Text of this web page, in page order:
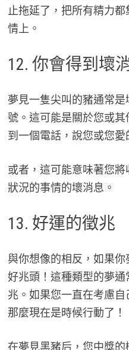
止拖延了，把所有精力
情上。
12. 你會得到壞
夢見一隻尖叫的豬通常
號。這可能是關於您或
到一個電話，說您或您
或者，這可能意味著您
狀況的事情的壞消息。
13. 好運的徵兆
與你想像的相反，如果
好兆頭！這種類型的夢
兆。如果您一直在考慮自
那麼現在是時候行動了！
在夢見黑豬后，您中獎